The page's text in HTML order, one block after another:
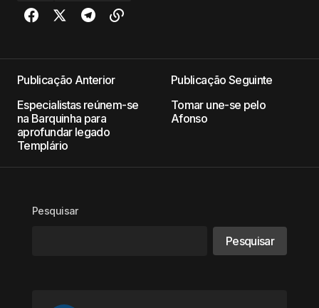
Publicação Anterior
Especialistas reúnem-se
na Barquinha para
aprofundar legado
Templário
Publicação Seguinte
Tomar une-se pelo
Afonso
Pesquisar
Pesquisar